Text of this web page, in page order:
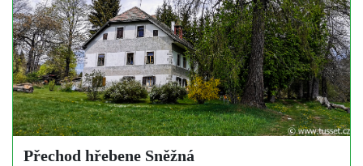
Přechod hřebene Sněžná